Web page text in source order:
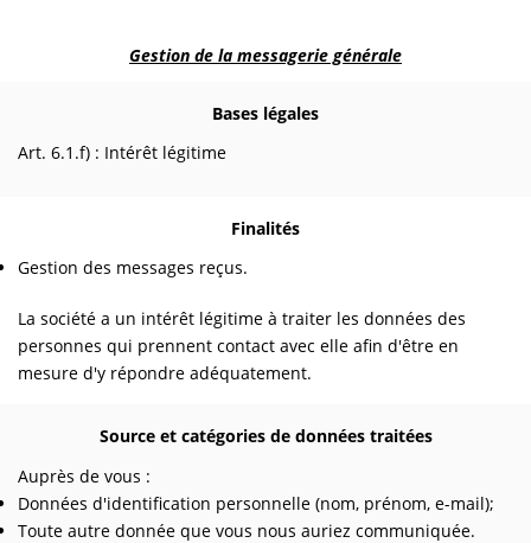
Gestion de la messagerie générale
Bases légales
Art. 6.1.f) : Intérêt légitime
Finalités
Gestion des messages reçus.
La société a un intérêt légitime à traiter les données des
personnes qui prennent contact avec elle afin d'être en
mesure d'y répondre adéquatement.
Source et catégories de données traitées
Auprès de vous :
Données d'identification personnelle (nom, prénom, e-mail);
Toute autre donnée que vous nous auriez communiquée.